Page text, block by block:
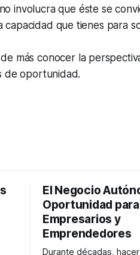
involucra que éste se
que tienes para
más conocer la
de oportunidad.
El Negocio
Oportunidad para
Empresarios y
Emprendedores
Durante décadas,